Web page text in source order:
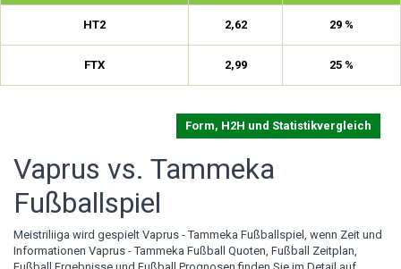
HT2 2,62 29 %
FTX 2,99 25 %
Form, H2H und Statistikvergleich
Vaprus vs. Tammeka
Fußballspiel
Meistriliiga wird gespielt Vaprus - Tammeka Fußballspiel, wenn Zeit und
Informationen Vaprus - Tammeka Fußball Quoten, Fußball Zeitplan,